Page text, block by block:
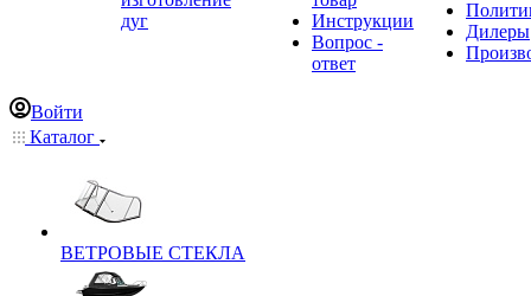
дуг
Инструкции
Вопрос -
ответ
Дилеры
Войти
Каталог
ВЕТРОВЫЕ СТЕКЛА